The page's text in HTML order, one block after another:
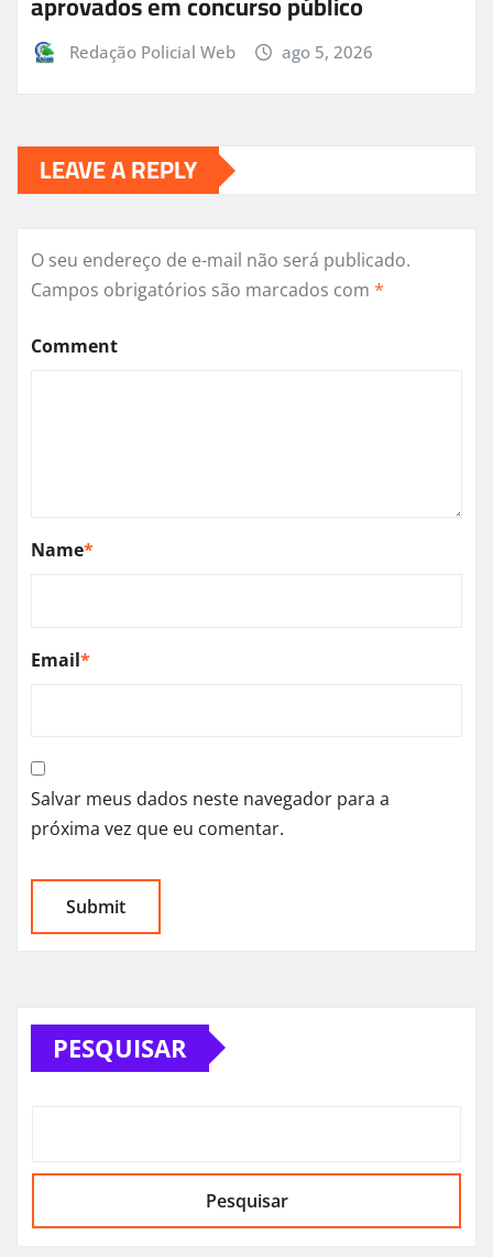
Redação Policial Web ago 5, 2026
LEAVE A REPLY
O seu endereço de e-mail não será publicado.
Campos obrigatórios são marcados com *
Comment
Name*
Email*
Salvar meus dados neste navegador para a
próxima vez que eu comentar.
PESQUISAR
Pesquisar